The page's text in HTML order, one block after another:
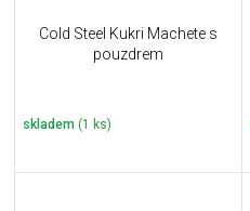
Cold Steel Kukri Machete s
pouzdrem
skladem (1 ks)